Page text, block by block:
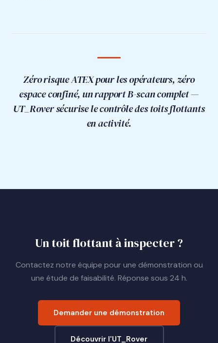
Zéro risque ATEX pour les opérateurs, zéro
espace confiné, un rapport B-scan complet —
UT_Rover sécurise le contrôle des toits flottants
en activité.
Un toit flottant à inspecter ?
Contactez notre équipe pour une démonstration ou
une étude de faisabilité. Réponse sous 24 h.
Demander une démonstration
Découvrir l'UT_Rover